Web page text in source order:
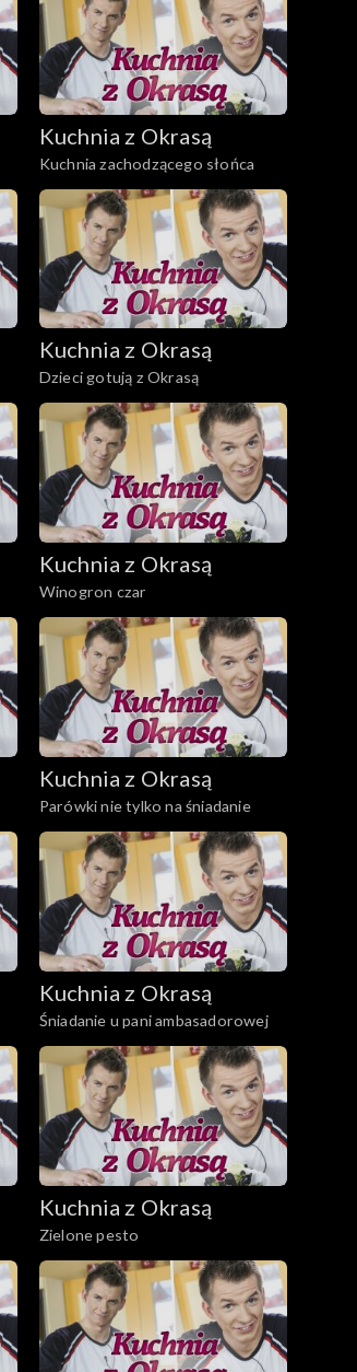
Kuchnia z Okrasą
Kuchnia zachodzącego słońca
Kuchnia z Okrasą
Dzieci gotują z Okrasą
Kuchnia z Okrasą
Winogron czar
Kuchnia z Okrasą
Parówki nie tylko na śniadanie
Kuchnia z Okrasą
Śniadanie u pani ambasadorowej
Kuchnia z Okrasą
Zielone pesto